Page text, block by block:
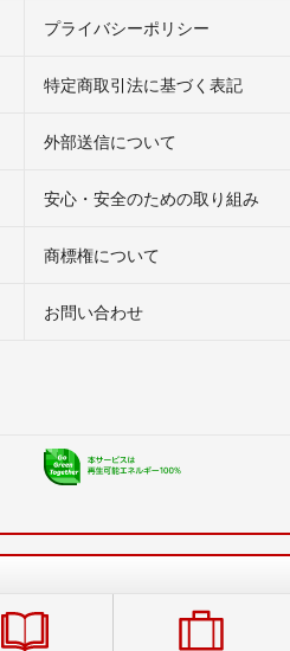
プライバシーポリシー
特定商取引法に基づく表記
外部送信について
安心・安全のための取り組み
商標権について
お問い合わせ